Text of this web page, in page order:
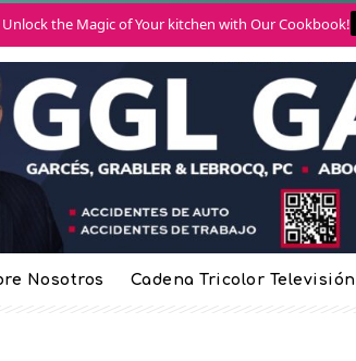
Unlock the Magic of Your kitchen with Our Cookbook!
Nosotros Cadena Tricolor Televisión